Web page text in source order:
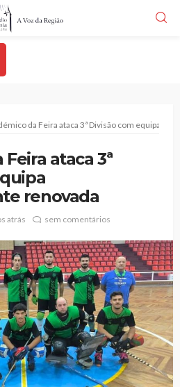
da Feira ataca 3ª Divisão com equipa
ataca 3ª
renovada
atrás sem comentários